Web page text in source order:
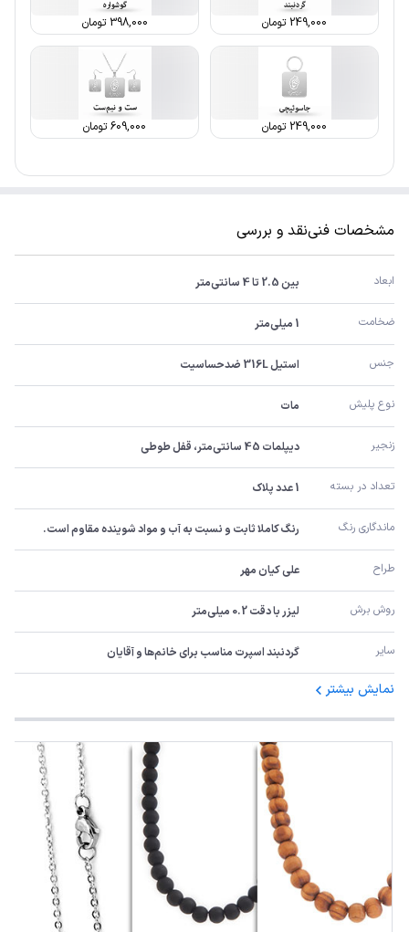
249,000 تومان 398,000 تومان
249,000 تومان 609,000تومان
مشخصات فنینقد و بررسی
ابعاد بین 2.5 تا 4 سانتی‌متر
ضخامت 1 میلی‌متر
جنس استیل 316L ضدحساسیت
نوع پلیش مات
زنجیر دیپلمات 45 سانتی‌متر، قفل طوطی
تعداد در بسته 1 عدد پلاک
ماندگاری رنگ رنگ کاملا ثابت و نسبت به آب و مواد شوینده مقاوم است.
طراح علی کیان مهر
روش برش لیزر با دقت 0.2 میلی‌متر
سایر گردنبند اسپرت مناسب برای خانم‌ها و آقایان
نمایش بیشتر